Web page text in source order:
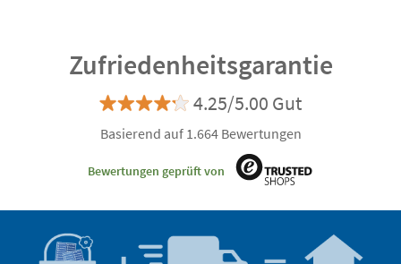
Zufriedenheitsgarantie
4.25/5.00 Gut
Basierend auf 1.664 Bewertungen
Bewertungen geprüft von